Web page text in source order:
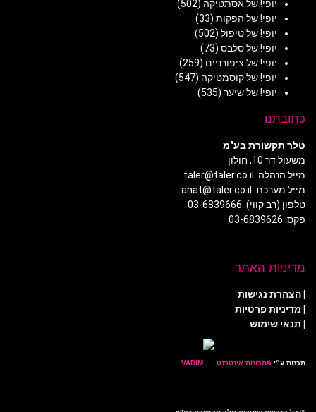
יופי! של אסתטיקה (502)
יופי! של הפקות (33)
יופי! של טיפול (502)
יופי! של סלבס (73)
יופי! של ציפורניים (259)
יופי! של קוסמטיקה (547)
יופי! של שיער (535)
כתובתנו
טלר תקשורת בע"מ
משעול דר 10, חולון
מייל הנהלה: taler@taler.co.il
מייל מערכת: anat@taler.co.il
טלפון (רב קווי): 03-6839666
פקס: 03-6839626
מדיניות האתר
הצהרת נגישות
מדיניות פרטיות
| תנאי שימוש
תכנות ע״י פתרונות אינטרנט